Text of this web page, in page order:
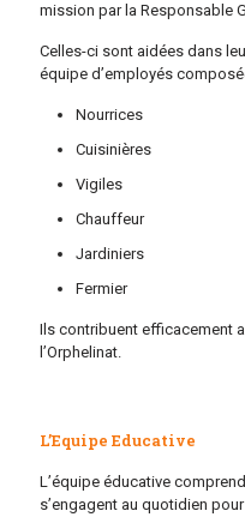
mission par la Responsable
Celles-ci sont aidées dans
équipe d’employés
Nourrices
Cuisinières
Vigiles
Chauffeur
Jardiniers
Fermier
Ils contribuent efficacement
l’Orphelinat.
L’Equipe Educative
L’équipe éducative
s’engagent au quotidien